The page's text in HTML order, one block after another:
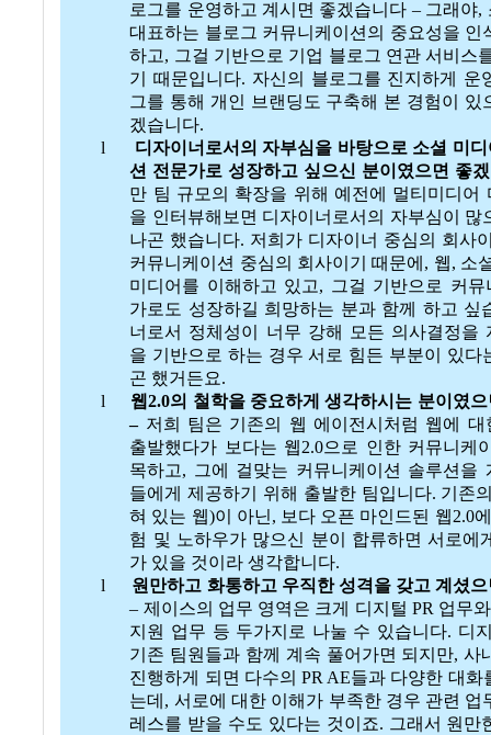
로그를 운영하고 계시면 좋겠습니다 – 그래야,
대표하는 블로그 커뮤니케이션의 중요성을 인
하고, 그걸 기반으로 기업 블로그 연관 서비스
기 때문입니다. 자신의 블로그를 진지하게 운
그를 통해 개인 브랜딩도 구축해 본 경험이 있
겠습니다.
l
디자이너로서의 자부심을 바탕으로 소셜 미
션 전문가로 성장하고 싶으신 분이였으면 좋
만 팀 규모의 확장을 위해 예전에 멀티미디어
을 인터뷰해보면 디자이너로서의 자부심이 많
나곤 했습니다. 저희가 디자이너 중심의 회사
커뮤니케이션 중심의 회사이기 때문에 , 웹, 소
미디어를 이해하고 있고, 그걸 기반으로 커뮤
가로도 성장하길 희망하는 분과 함께 하고 싶
너로서 정체성이 너무 강해 모든 의사결정을
을 기반으로 하는 경우 서로 힘든 부분이 있다
곤 했거든요.
l
웹2.0의 철학을 중요하게 생각하시는 분이였
– 저희 팀은 기존의 웹 에이전시처럼 웹에 대
출발했다가 보다는 웹2.0으로 인한 커뮤니케
목하고, 그에 걸맞는 커뮤니케이션 솔루션을
들에게 제공하기 위해 출발한 팀입니다. 기존
혀 있는 웹)이 아닌, 보다 오픈 마인드된 웹2.0
험 및 노하우가 많으신 분이 합류하면 서로에
가 있을 것이라 생각합니다.
l
원만하고 화통하고 우직한 성격을 갖고 계셨
– 제이스의 업무 영역은 크게 디지털 PR 업무
지원 업무 등 두가지로 나눌 수 있습니다. 디
기존 팀원들과 함께 계속 풀어가면 되지만,사
진행하게 되면 다수의 PR AE들과 다양한 대화
는데 , 서로에 대한 이해가 부족한 경우 관련 업
레스를 받을 수도 있다는 것이죠. 그래서 원만